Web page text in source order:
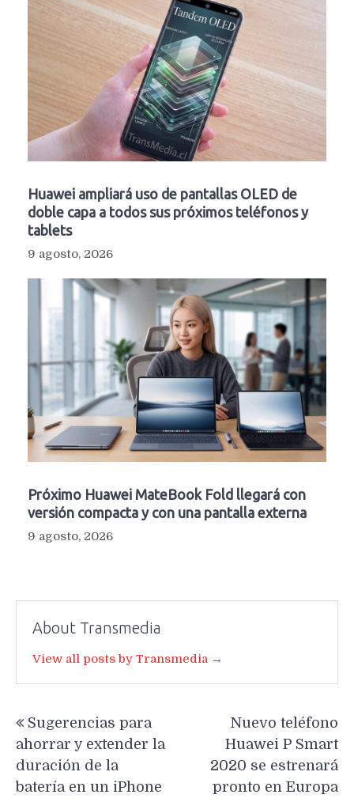
Huawei ampliará uso de pantallas OLED de
doble capa a todos sus próximos teléfonos y
tablets
9 agosto, 2026
Próximo Huawei MateBook Fold llegará con
versión compacta y con una pantalla externa
9 agosto, 2026
About Transmedia
View all posts by Transmedia →
de
entradas
Sugerencias para
ahorrar y extender la
duración de la
batería en un iPhone
Nuevo teléfono
Huawei P Smart
2020 se estrenará
pronto en Europa